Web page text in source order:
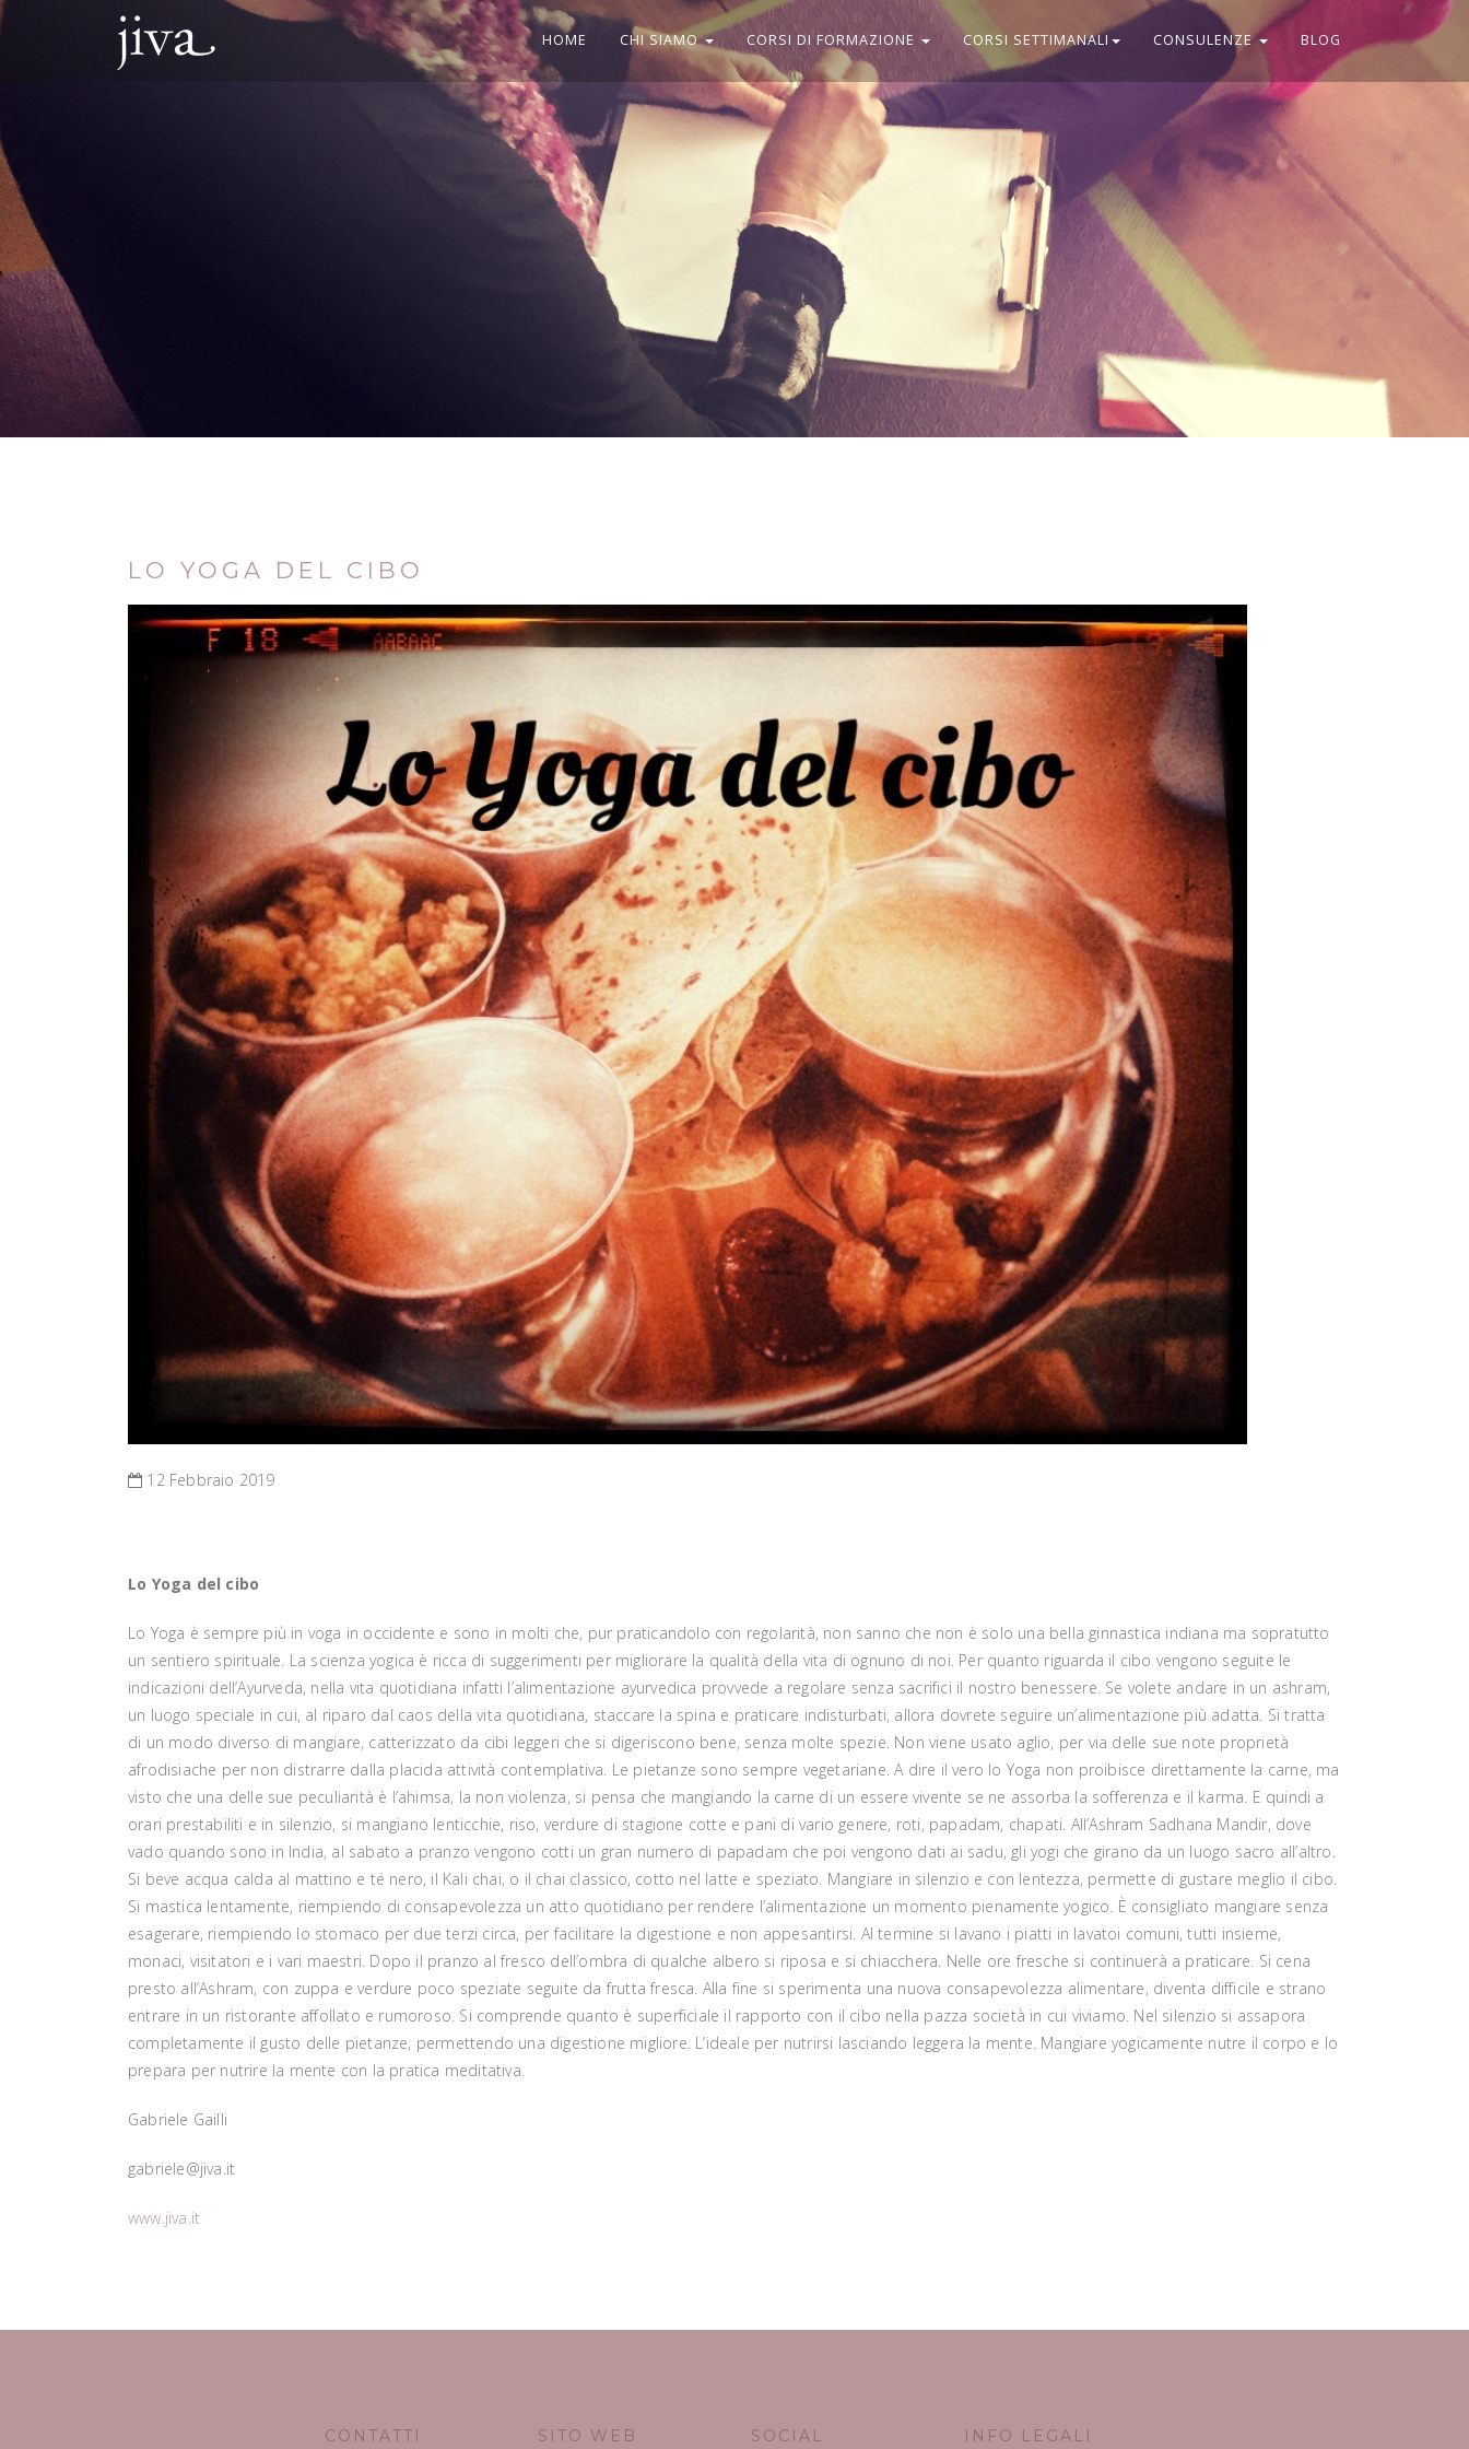
HOME CHI SIAMO CORSI DI FORMAZIONE CORSI SETTIMANALI CONSULENZE BLOG
LO YOGA DEL CIBO
12 Febbraio 2019
Lo Yoga del cibo
Lo Yoga è sempre più in voga in occidente e sono in molti che, pur praticandolo con regolarità, non sanno che non è solo una bella ginnastica indiana ma sopratutto
un sentiero spirituale. La scienza yogica è ricca di suggerimenti per migliorare la qualità della vita di ognuno di noi. Per quanto riguarda il cibo vengono seguite le
indicazioni dell’Ayurveda, nella vita quotidiana infatti l’alimentazione ayurvedica provvede a regolare senza sacrifici il nostro benessere. Se volete andare in un ashram,
un luogo speciale in cui, al riparo dal caos della vita quotidiana, staccare la spina e praticare indisturbati, allora dovrete seguire un’alimentazione più adatta. Si tratta
di un modo diverso di mangiare, catterizzato da cibi leggeri che si digeriscono bene, senza molte spezie. Non viene usato aglio, per via delle sue note proprietà
afrodisiache per non distrarre dalla placida attività contemplativa. Le pietanze sono sempre vegetariane. A dire il vero lo Yoga non proibisce direttamente la carne, ma
visto che una delle sue peculiarità è l’ahimsa, la non violenza, si pensa che mangiando la carne di un essere vivente se ne assorba la sofferenza e il karma. E quindi a
orari prestabiliti e in silenzio, si mangiano lenticchie, riso, verdure di stagione cotte e pani di vario genere, roti, papadam, chapati. All’Ashram Sadhana Mandir, dove
vado quando sono in India, al sabato a pranzo vengono cotti un gran numero di papadam che poi vengono dati ai sadu, gli yogi che girano da un luogo sacro all’altro.
Si beve acqua calda al mattino e té nero, il Kali chai, o il chai classico, cotto nel latte e speziato. Mangiare in silenzio e con lentezza, permette di gustare meglio il cibo.
Si mastica lentamente, riempiendo di consapevolezza un atto quotidiano per rendere l’alimentazione un momento pienamente yogico. È consigliato mangiare senza
esagerare, riempiendo lo stomaco per due terzi circa, per facilitare la digestione e non appesantirsi. Al termine si lavano i piatti in lavatoi comuni, tutti insieme,
monaci, visitatori e i vari maestri. Dopo il pranzo al fresco dell’ombra di qualche albero si riposa e si chiacchera. Nelle ore fresche si continuerà a praticare. Si cena
presto all’Ashram, con zuppa e verdure poco speziate seguite da frutta fresca. Alla fine si sperimenta una nuova consapevolezza alimentare, diventa difficile e strano
entrare in un ristorante affollato e rumoroso. Si comprende quanto è superficiale il rapporto con il cibo nella pazza società in cui viviamo. Nel silenzio si assapora
completamente il gusto delle pietanze, permettendo una digestione migliore. L’ideale per nutrirsi lasciando leggera la mente. Mangiare yogicamente nutre il corpo e lo
prepara per nutrire la mente con la pratica meditativa.
Gabriele Gailli
gabriele@jiva.it
www.jiva.it
CONTATTI SITO WEB SOCIAL INFO LEGALI